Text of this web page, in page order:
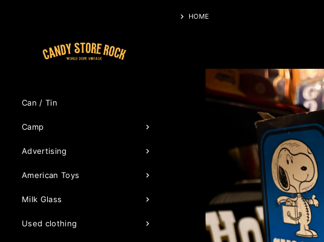
Can / Tin
Camp
Advertising
American Toys
Milk Glass
Used clothing
HOME